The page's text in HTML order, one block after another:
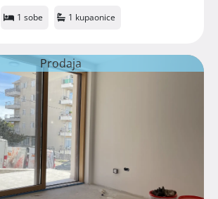
1 sobe 1 kupaonice
Prodaja